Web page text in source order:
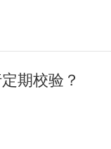
期校验？